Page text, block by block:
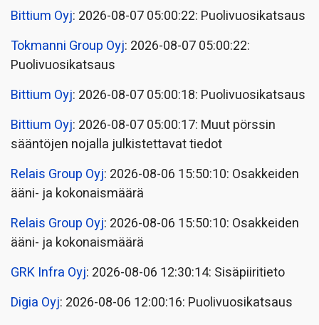
Bittium Oyj: 2026-08-07 05:00:22: Puolivuosikatsaus
Tokmanni Group Oyj: 2026-08-07 05:00:22:
Puolivuosikatsaus
Bittium Oyj: 2026-08-07 05:00:18: Puolivuosikatsaus
Bittium Oyj: 2026-08-07 05:00:17: Muut pörssin
sääntöjen nojalla julkistettavat tiedot
Relais Group Oyj: 2026-08-06 15:50:10: Osakkeiden
ääni- ja kokonaismäärä
Relais Group Oyj: 2026-08-06 15:50:10: Osakkeiden
ääni- ja kokonaismäärä
GRK Infra Oyj: 2026-08-06 12:30:14: Sisäpiiritieto
Digia Oyj: 2026-08-06 12:00:16: Puolivuosikatsaus